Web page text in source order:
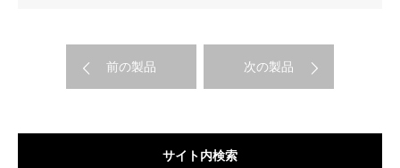
前の製品 次の製品
サイト内検索